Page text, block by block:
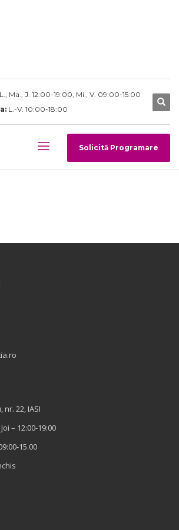
L., Ma., J. 12:00-19:00, Mi., V. 09:00-15:00
L.-V. 10:00-18:00
Solicită Programare
nr. 22, IASI
– 12:00-19:00
15.00